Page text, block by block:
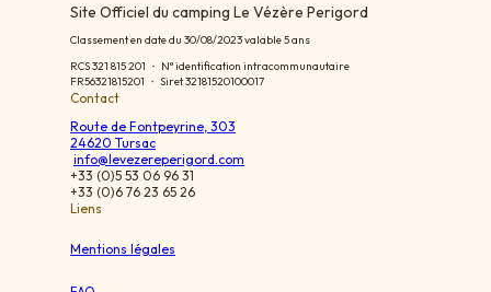
Site Officiel du camping Le Vézère Perigord
Classement en date du 30/08/2023 valable 5 ans
RCS 321 815 201 ・ N° identification intracommunautaire
FR56321815201 ・ Siret 32181520100017
Contact
Route de Fontpeyrine, 303
24620 Tursac
info@levezereperigord.com
+33 (0)5 53 06 96 31
+33 (0)6 76 23 65 26
Liens
Mentions légales